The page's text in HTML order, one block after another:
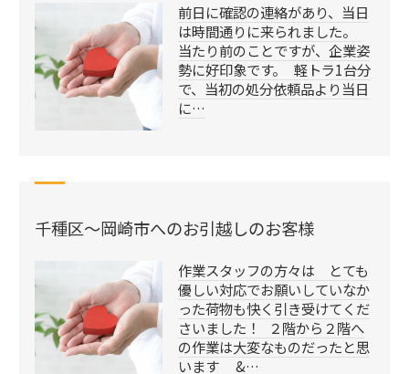
前日に確認の連絡があり、当日
は時間通りに来られました。
当たり前のことですが、企業姿
勢に好印象です。 軽トラ1台分
で、当初の処分依頼品より当日
に…
千種区～岡崎市へのお引越しのお客様
作業スタッフの方々は とても
優しい対応でお願いしていなか
った荷物も快く引き受けてくだ
さいました！ ２階から２階へ
の作業は大変なものだったと思
います &…